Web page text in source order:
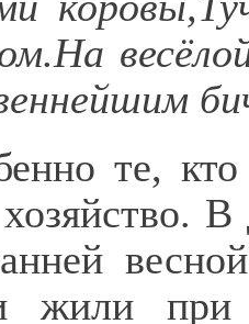
На
те,
жили